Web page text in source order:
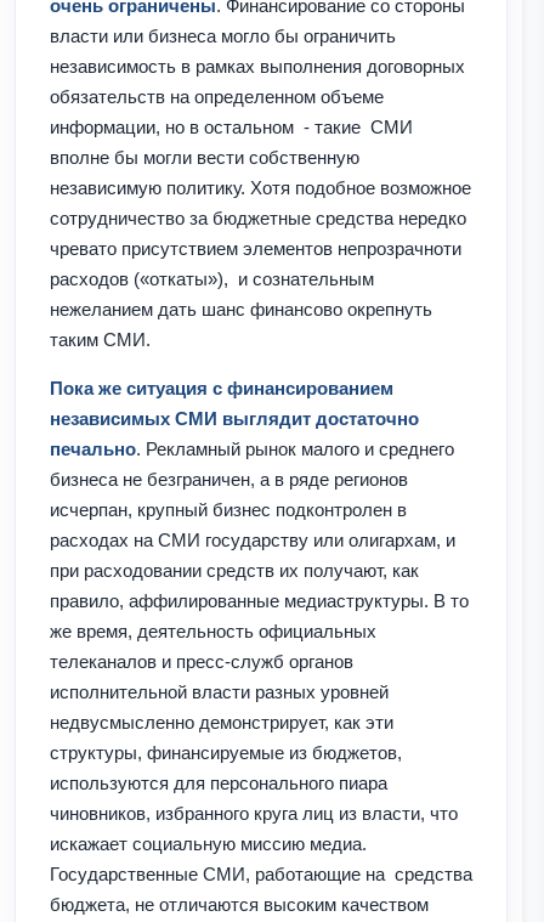
очень ограничены. Финансирование со стороны
власти или бизнеса могло бы ограничить
независимость в рамках выполнения договорных
обязательств на определенном объеме
информации, но в остальном - такие СМИ
вполне бы могли вести собственную
независимую политику. Хотя подобное возможное
сотрудничество за бюджетные средства нередко
чревато присутствием элементов непрозрачноти
расходов («откаты»), и сознательным
нежеланием дать шанс финансово окрепнуть
таким СМИ.
Пока же ситуация с финансированием
независимых СМИ выглядит достаточно
печально. Рекламный рынок малого и среднего
бизнеса не безграничен, а в ряде регионов
исчерпан, крупный бизнес подконтролен в
расходах на СМИ государству или олигархам, и
при расходовании средств их получают, как
правило, аффилированные медиаструктуры. В то
же время, деятельность официальных
телеканалов и пресс-служб органов
исполнительной власти разных уровней
недвусмысленно демонстрирует, как эти
структуры, финансируемые из бюджетов,
используются для персонального пиара
чиновников, избранного круга лиц из власти, что
искажает социальную миссию медиа.
Государственные СМИ, работающие на средства
бюджета, не отличаются высоким качеством